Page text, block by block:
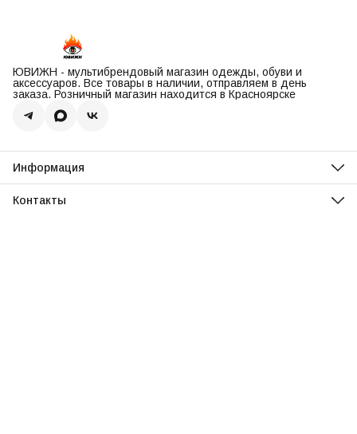
ЮВИЖН - мультибрендовый магазин одежды, обуви и
аксессуаров. Все товары в наличии, отправляем в день
заказа. Розничный магазин находится в Красноярске
Информация
Оплата
Контакты